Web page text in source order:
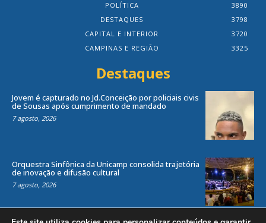
POLÍTICA
3890
DESTAQUES
3798
CAPITAL E INTERIOR
3720
CAMPINAS E REGIÃO
3325
Destaques
Jovem é capturado no Jd.Conceição por policiais civis
de Sousas após cumprimento de mandado
7 agosto, 2026
Orquestra Sinfônica da Unicamp consolida trajetória
de inovação e difusão cultural
7 agosto, 2026